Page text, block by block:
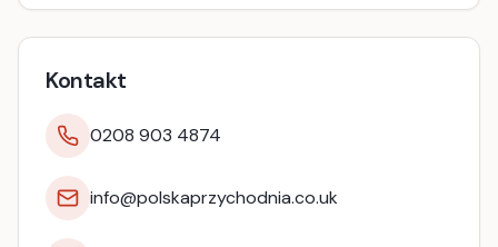
Kontakt
0208 903 4874
info@polskaprzychodnia.co.uk